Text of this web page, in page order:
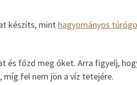
készíts, mint hagyományos
és főzd meg őket. Arra figyelj,
fel nem jön a víz tetejére.